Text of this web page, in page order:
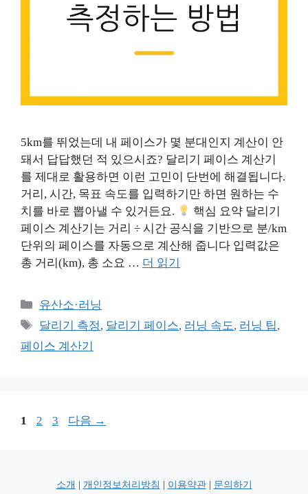
5km를 뛰었는데 내 페이스가 몇 분대인지 계산이 안
돼서 답답했던 적 있으시죠? 달리기 페이스 계산기
를 제대로 활용하면 이런 고민이 단번에 해결됩니다.
거리, 시간, 목표 속도를 입력하기만 하면 원하는 수
치를 바로 뽑아낼 수 있거든요.
핵심 요약 달리기
페이스 계산기는 거리 ÷ 시간 공식을 기반으로 분/km
단위의 페이스를 자동으로 계산해 줍니다 입력값은
총 거리(km), 총 소요 … 더 읽기
카
테
리
유산소·러닝
태
그
달리기 측정, 달리기 페이스, 러닝 속도, 러닝 팁,
페이스 계산기
페
1
페
2
페
3 다음 →
소개 개인정보처리방침 이용약관| 문의하기